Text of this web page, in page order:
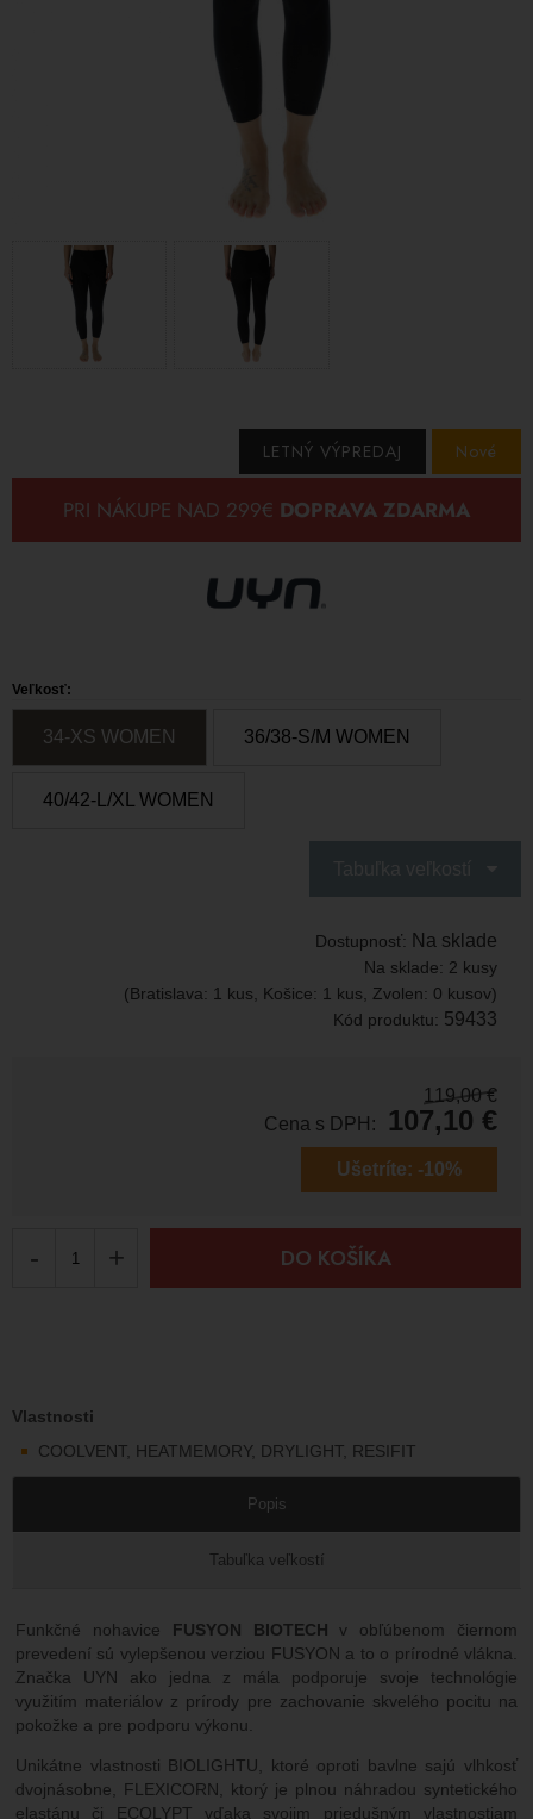
Nové
LETNÝ VÝPREDAJ
Veľkosť:
34-XS WOMEN 36/38-S/M WOMEN
40/42-L/XL WOMEN
Dostupnosť: Na sklade
Na sklade: 2 kusy
(Bratislava: 1 kus, Košice: 1 kus, Zvolen: 0 kusov)
Kód produktu: 59433
119,00 €
Cena s DPH:
107,10 €
Ušetríte: -10%
- + DO KOŠÍKA
Vlastnosti
COOLVENT, HEATMEMORY, DRYLIGHT, RESIFIT
Popis
Tabuľka veľkostí
Funkčné nohavice FUSYON BIOTECHv obľúbenom čiernom
prevedení sú vylepšenou verziou FUSYON a to o prírodné vlákna.
Značka UYN ako jedna z mála podporuje svoje technológie
využitím materiálov z prírody pre zachovanie skvelého pocitu na
pokožke a pre podporu výkonu.
Unikátne vlastnosti BIOLIGHTU, ktoré oproti bavlne sajú vlhkosť
dvojnásobne, FLEXICORN, ktorý je plnou náhradou syntetického
elastánu či ECOLYPT vďaka svojim priedušným vlastnostiam